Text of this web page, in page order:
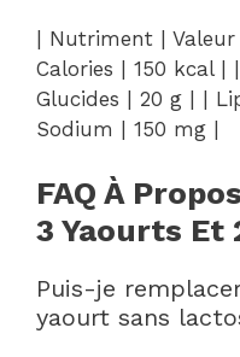
| Nutriment |
Calories | 150 kcal |
Glucides | 20 g | |
Sodium | 150 mg |
FAQ À
3 Yaourts
Puis-je
yaourt sans